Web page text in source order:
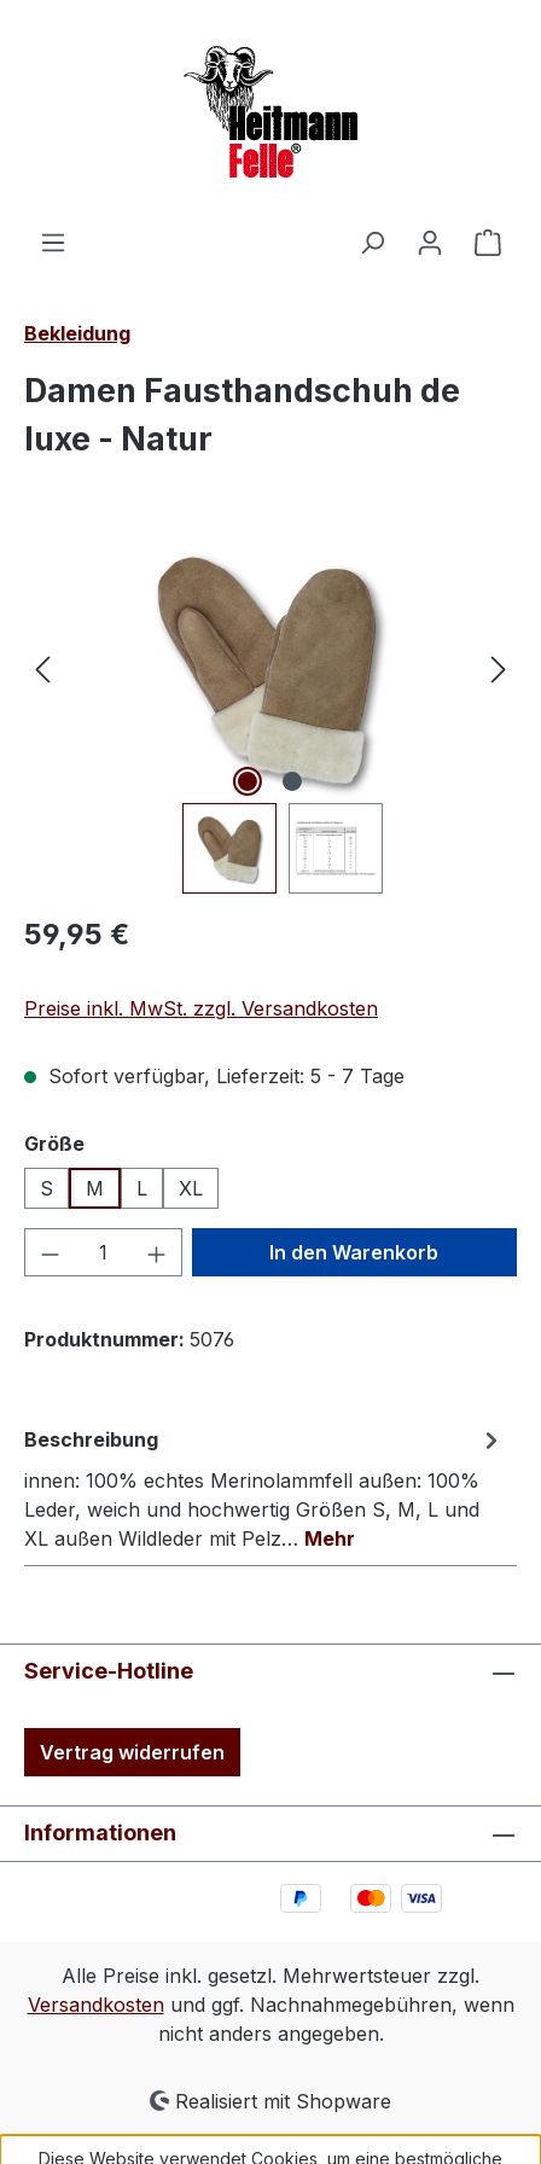
Bekleidung
Damen Fausthandschuh de
luxe - Natur
Regulärer Preis:
59,95 €
Preise inkl. MwSt. zzgl. Versandkosten
Sofort verfügbar, Lieferzeit: 5 - 7 Tage
Größeauswählen
S
M L XL
Produkt Anzahl: Gib denIn den Warenkorb
Produktnummer: 5076
Beschreibung
innen: 100% echtes Merinolammfell außen: 100%
Leder, weich und hochwertig Größen S, M, L und
XL außen Wildleder mit Pelz… Mehr
Service-Hotline
Vertrag widerrufen
Informationen
Alle Preise inkl. gesetzl. Mehrwertsteuer zzgl.
Versandkostenund ggf. Nachnahmegebühren, wenn
nicht anders angegeben.
Realisiert mit Shopware
Diese Website verwendet Cookies, um eine bestmögliche